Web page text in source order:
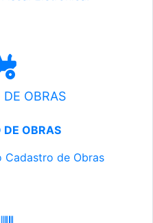
DE OBRAS
OBRAS
Cadastro de Obras